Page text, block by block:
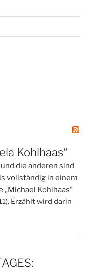
Kohlhaas“
die anderen sind
vollständig in einem
„Michael Kohlhaas“
Erzählt wird darin